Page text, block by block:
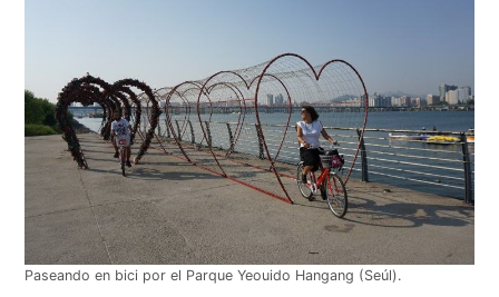
Paseando en bici por el Parque Yeouido Hangang (Seúl).